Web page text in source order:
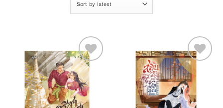
Add to
Wishlist
Add to
Wishlist